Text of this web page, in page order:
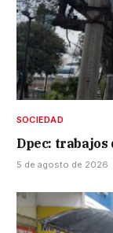
SOCIEDAD
Dpec:
5 de agosto de 2026